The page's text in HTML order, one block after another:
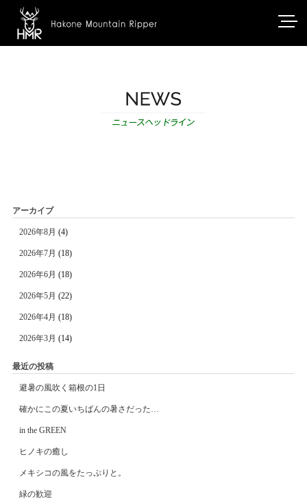
アーカイブ
2026年8月 (4)
2026年7月 (18)
2026年6月 (18)
2026年5月 (22)
2026年4月 (18)
2026年3月 (14)
最近の投稿
避暑の風吹く箱根の1日
確かにこの夏いちばんの暑さだった…
in the GREEN
ヒノキの癒し
メキシコの風をたっぷりと。
緑の歓迎